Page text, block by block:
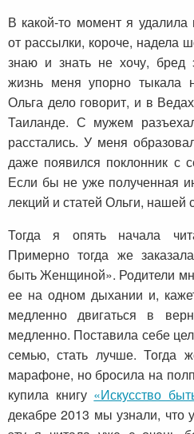
В какой-то момент я удалила
от рассылки, короче, надела
знаю и знать не хочу, бред
жизнь меня упорно тыкала
Ольга дело говорит, и в
Таиланде. С мужем
расстались. У меня
даже появился поклонник с
Если бы не уже полученная
лекций и статей Ольги,
Тогда я опять начала
Примерно тогда же
быть Женщиной». Родители
ее на одном дыхании и,
медленно двигаться в
медленно. Поставила себе
семью, стать лучше. Тогда
марафоне, но бросила на
купила книгу «Искусство
декабре 2013 мы узнали, что